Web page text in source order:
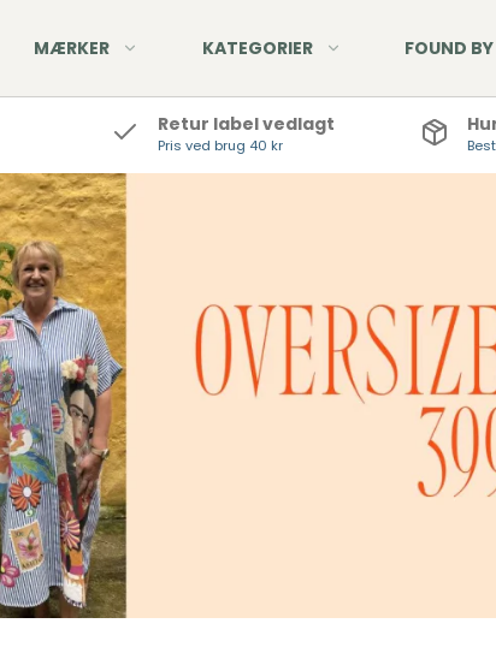
MÆRKER
Nyheder - Pont Neuf
KATEGORIER FOUND
Retur label vedlagt
Pris ved brug 40 kr